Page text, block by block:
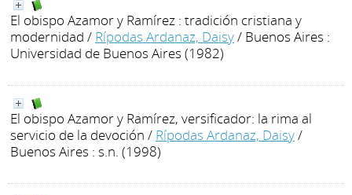
El obispo Azamor y Ramírez : tradición cristiana y
modernidad / Rípodas Ardanaz, Daisy/ Buenos Aires :
Universidad de Buenos Aires (1982)
El obispo Azamor y Ramírez, versificador: la rima al
servicio de la devoción / Rípodas Ardanaz, Daisy/
Buenos Aires : s.n. (1998)